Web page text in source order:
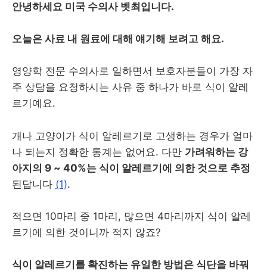
안녕하세요 미국 수의사 벳최입니다.
오늘은 사료 내 원료에 대해 얘기해 보려고 해요.
영양학 전문 수의사로 일하면서 보호자분들이 가장 자
주 상담을 요청하시는 사유 중 하나가 바로 식이 알레
르기예요.
개나 고양이가 식이 알레르기로 고생하는 경우가 얼마
나 되는지 정확한 통계는 없어요. 다만 가려워하는 강
아지의 9 ~ 40%는 식이 알레르기에 의한 것으로 추정
된답니다 (1).
적으면 10마리 중 1마리, 많으면 4마리까지 식이 알레
르기에 의한 것이니까 적지 않죠?
식이 알레르기를 확진하는 유일한 방법은 식단을 바꿔